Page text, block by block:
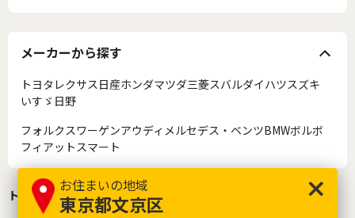
お住まいの地域
東京都文京区
メーカーから探す
トヨタ レクサス 日産ホンダマツダ三菱スバルダイハツスズキ
いすゞ 日野
フォルクスワーゲンアウディ メルセデス・ベンツBMWボルボ
フィアット スマート
トヨタのクルマ買取り